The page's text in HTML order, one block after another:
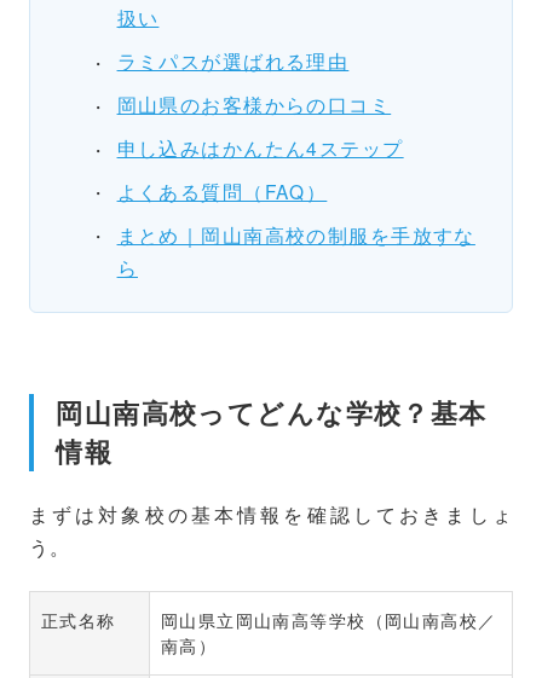
扱い
ラミパスが選ばれる理由
岡山県のお客様からの口コミ
申し込みはかんたん4ステップ
よくある質問（FAQ）
まとめ｜岡山南高校の制服を手放すな
ら
岡山南高校ってどんな学校？基本
情報
まずは対象校の基本情報を確認しておきましょ
う。
正式名称
岡山県立岡山南高等学校（岡山南高校／
南高）